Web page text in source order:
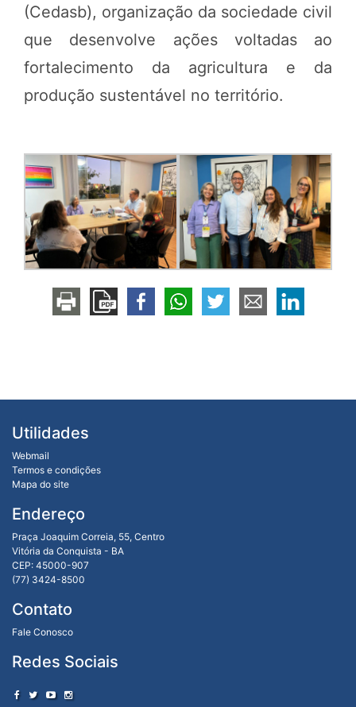
(Cedasb), organização da sociedade civil
que desenvolve ações voltadas ao
fortalecimento da agricultura e da
produção sustentável no território.
Utilidades
Webmail
Termos e condições
Mapa do site
Endereço
Praça Joaquim Correia, 55, Centro
Vitória da Conquista - BA
CEP: 45000-907
(77) 3424-8500
Contato
Fale Conosco
Redes Sociais